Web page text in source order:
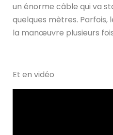
un énorme câble qui va
quelques mètres.
la manœuvre plusieurs
Et en vidéo